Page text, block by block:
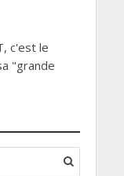
c'est le
"grande